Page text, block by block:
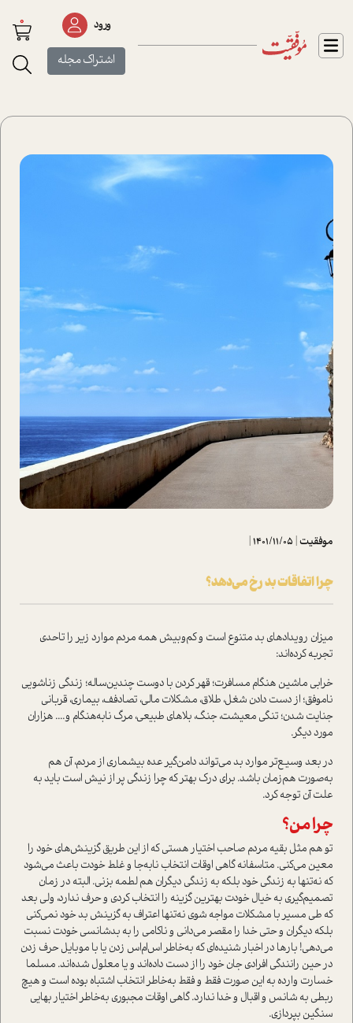
ورود
اشتراک مجله
0
موفقیت|
1401/11/05
|
چرا اتفاقات بد رخ می‌دهد؟
میزان رویدادهای بد متنوع است و کم‌و‌بیش همه مردم موارد زیر را تاحدی
تجربه کرده‌اند:
خرابی ماشین هنگام مسافرت؛ قهر کردن با دوست چندین‌ساله؛ زندگی زناشويی
ناموفق؛ از دست دادن شغل، طلاق، مشکلات مالی، تصادفف، بیماری، قربانی
جنایت شدن؛ تنگی معیشت، جنگ، بلاهای طبیعی، مرگ نا‌به‌هنگام و.... هزاران
مورد دیگر.
در بعد وسیع‌تر موارد بد می‌تواند دامن‌گیر عده بیشماری از مردم، آن هم
به‌صورت هم‌زمان باشد. برای درک بهتر که چرا زندگی پر از نیش است باید به
علت آن توجه کرد.
چرا من؟
تو هم مثل بقیه مردم صاحب اختیار هستی که از این طریق گزینش‌های خود را
معین می‌‌کنی. متاسفانه گاهی اوقات انتخاب نابه‌جا و غلط خودت باعث می‌شود
که نه‌تنها به زندگی خود بلکه به زندگی دیگران هم لطمه بزنی. البته در زمان
تصمیم‌گیری به خیال خودت بهترین گزینه را انتخاب کردی و حرف ندارد، ولی بعد
که طی مسیر با مشکلات مواجه شوی نه‌تنها اعتراف به گزینش بد خود نمی‌کنی
بلکه دیگران و حتی خدا را مقصر می‌دانی و ناکامی را به بدشانسی خودت نسبت
می‌دهی! بارها در اخبار شنیده‌ای که به‌خاطر اس‌ام‌اس زدن یا با موبایل حرف زدن
در حین رانندگی افرادی جان خود را از دست داده‌اند و یا معلول شده‌اند. مسلما
خسارت وارده به این صورت فقط و فقط به‌خاطر انتخاب اشتباه بوده است و هیچ
ربطی به شانس و اقبال و خدا ندارد. گاهی اوقات مجبوري به‌خاطر اختیار بهایی
سنگین بپردازی.